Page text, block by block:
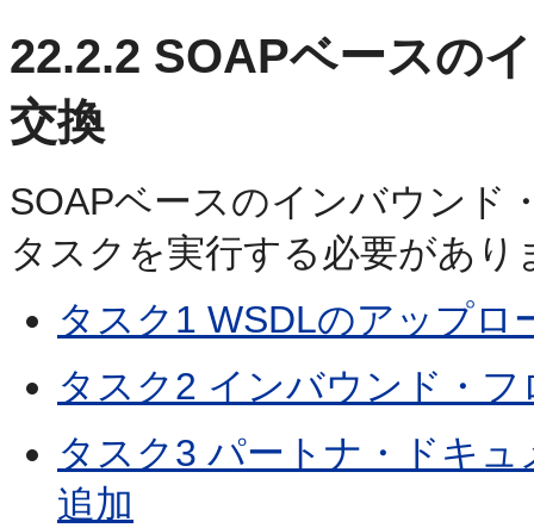
22.2.2 SOAPベースの
交換
SOAPベースのインバウンド
タスクを実行する必要があり
タスク1 WSDLのアップロ
タスク2 インバウンド・
タスク3 パートナ・ドキ
追加